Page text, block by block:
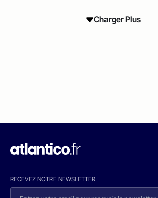
Charger Plus
RECEVEZ NOTRE NEWSLETTER